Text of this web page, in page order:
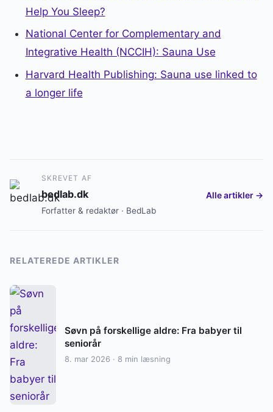
Help You Sleep?
National Center for Complementary and
Integrative Health (NCCIH): Sauna Use
Harvard Health Publishing: Sauna use linked to
a longer life
SKREVET AF
bedlab.dk
Forfatter & redaktør · BedLab
Alle artikler →
RELATEREDE ARTIKLER
Søvn på forskellige aldre: Fra babyer til
seniorår
8. mar 2026 · 8 min læsning